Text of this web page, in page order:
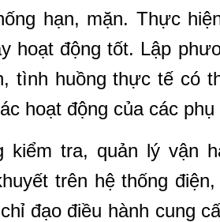
hạn, mặn. Thực
hoạt động tốt. Lập
tình huồng thực tế có
hoạt động của các phụ
tra, quản lý vận
trên hệ thống
đạo điều hành cung